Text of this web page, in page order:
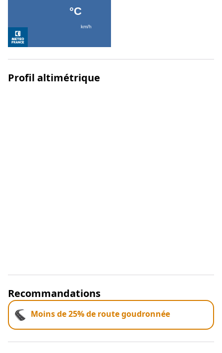
Profil altimétrique
Recommandations
Moins de 25% de route goudronnée